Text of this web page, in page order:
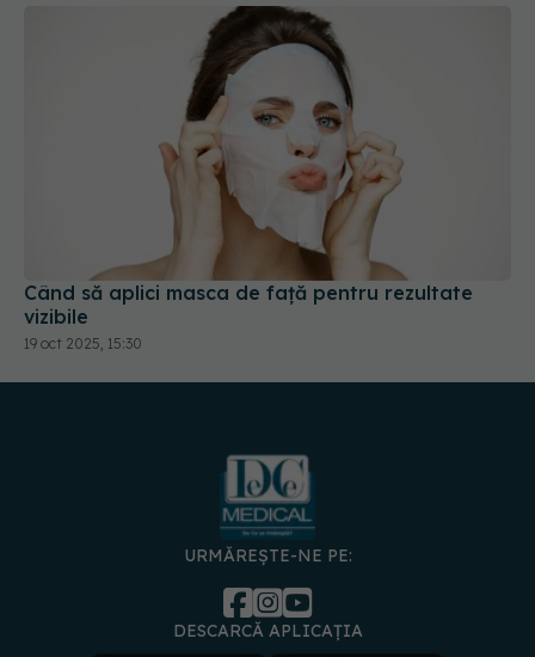
Când să aplici masca de față pentru rezultate
19 oct 2025, 15:30
URMĂREȘTE-NE PE:
DESCARCĂ APLICAȚIA